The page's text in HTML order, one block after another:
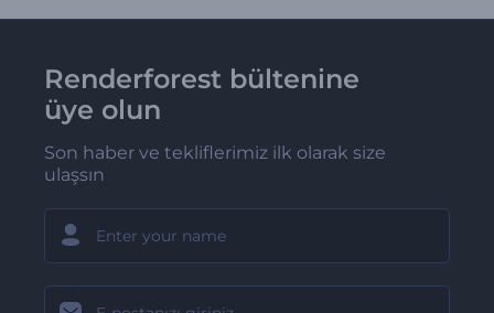
Renderforest bültenine
üye olun
Son haber ve tekliflerimiz ilk olarak size
ulaşsın